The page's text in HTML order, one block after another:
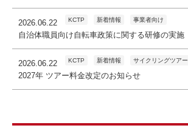
2026.06.22 KCTP 新着情報 事業者向け
自治体職員向け自転車政策に関する研修の実施
2026.06.22 KCTP 新着情報 サイクリングツアー
2027年 ツアー料金改定のお知らせ